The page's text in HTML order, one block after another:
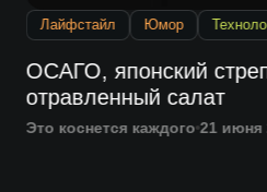
Лайфстайл Юмор
ОСАГО, японский
отравленный салат
Это коснется каждого 21 июня